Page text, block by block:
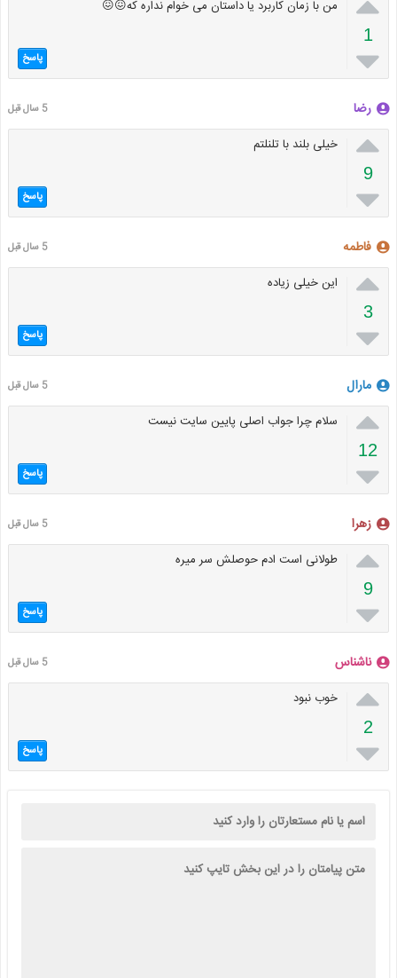
1

من با زمان کاربرد یا داستان می خوام نداره که😖😖
پاسخ
رضا 5 سال قبل

9

خیلی بلند با تلنلتم
پاسخ
فاطمه 5 سال قبل

3

این خیلی زیاده
پاسخ
مارال 5 سال قبل

12

سلام چرا جواب اصلی پایین سایت نیست
پاسخ
زهرا 5 سال قبل

9

طولانی است ادم حوصلش سر میره
پاسخ
ناشناس 5 سال قبل

2

خوب نبود
پاسخ